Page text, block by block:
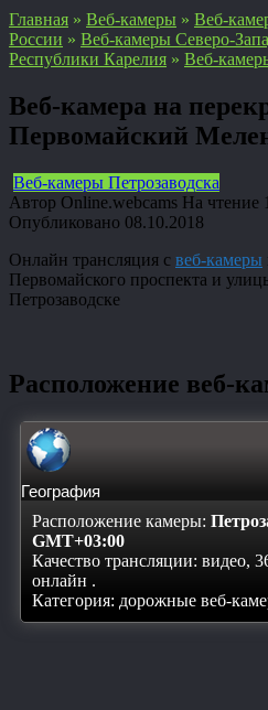
Главная » Веб-камеры » Веб-
России » Веб-камеры Северо-
Республики Карелия » Веб-
Веб-камера на
Первомайский
Веб-камеры Петрозаводска
Автор Online.webcams На чтение
Опубликовано 08.10.2018
Онлайн трансляция с веб-камеры
Первомайского проспекта и
Петрозаводске
Расположение веб-
География
Расположение камеры:
GMT+03:00
Качество трансляции: видео,
онлайн .
Категория: дорожные веб-